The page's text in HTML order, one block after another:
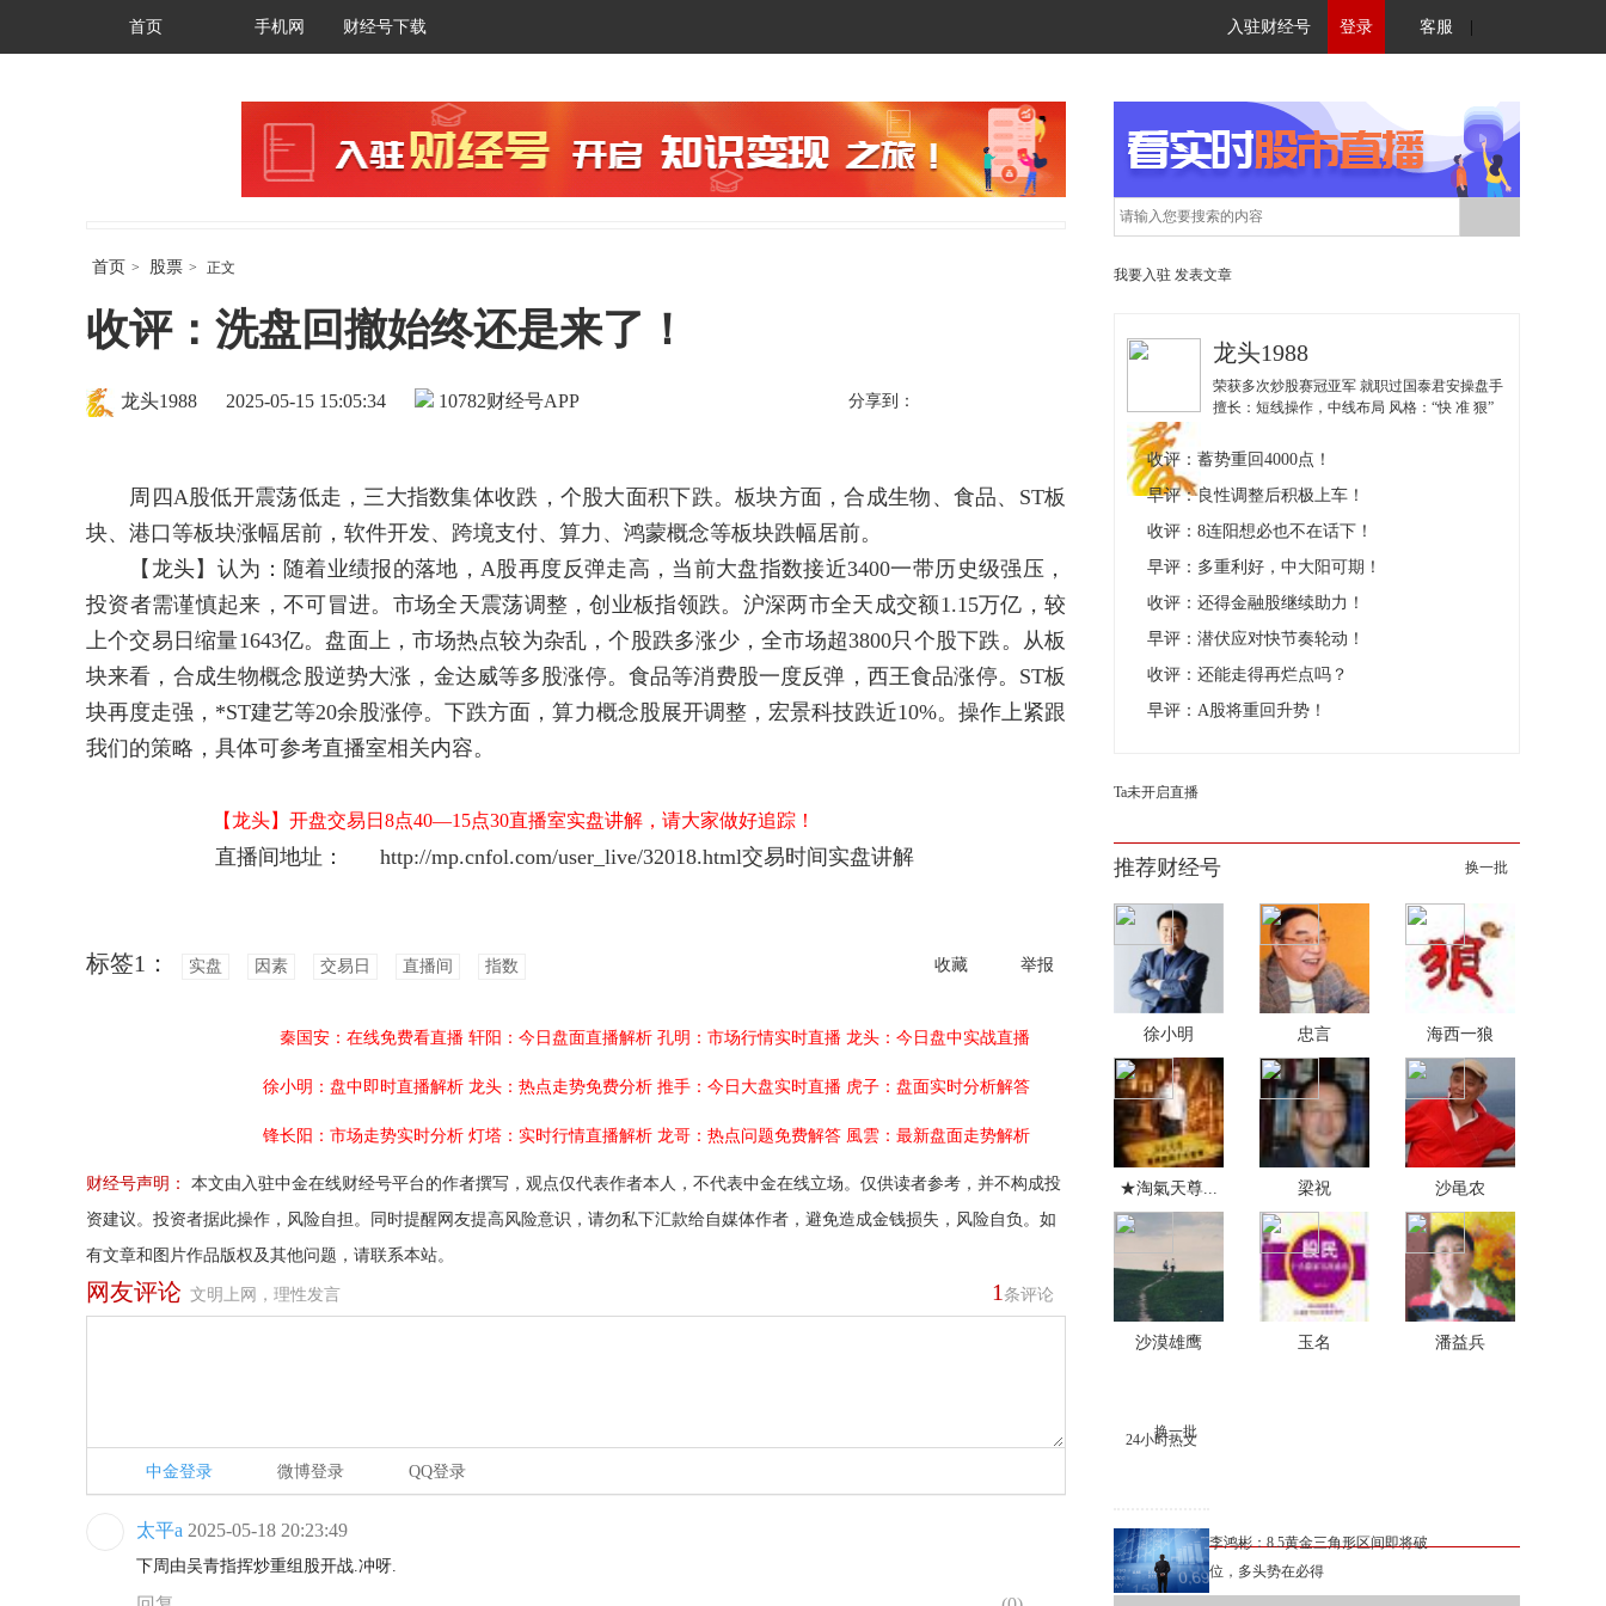
首页 手机网 财经号下载 入驻财经号 登录 客服
首页 > 股票 > 正文
收评：洗盘回撤始终还是来了！
财经号APP
龙头1988 2025-05-15 15:05:34 10782 分享到：
周四A股低开震荡低走，三大指数集体收跌，个股大面积下跌。板块方面，合成生物、食品、ST板
块、港口等板块涨幅居前，软件开发、跨境支付、算力、鸿蒙概念等板块跌幅居前。
【龙头】认为：随着业绩报的落地，A股再度反弹走高，当前大盘指数接近3400一带历史级强压，
投资者需谨慎起来，不可冒进。市场全天震荡调整，创业板指领跌。沪深两市全天成交额1.15万亿，较
上个交易日缩量1643亿。盘面上，市场热点较为杂乱，个股跌多涨少，全市场超3800只个股下跌。从板
块来看，合成生物概念股逆势大涨，金达威等多股涨停。食品等消费股一度反弹，西王食品涨停。ST板
块再度走强，*ST建艺等20余股涨停。下跌方面，算力概念股展开调整，宏景科技跌近10%。操作上紧跟
我们的策略，具体可参考直播室相关内容。
【龙头】开盘交易日8点40—15点30直播室实盘讲解，请大家做好追踪！
直播间地址： http://mp.cnfol.com/user_live/32018.html交易时间实盘讲解
收藏 举报
标签1： 实盘 因素 交易日 直播间 指数
秦国安：在线免费看直播 轩阳：今日盘面直播解析 孔明：市场行情实时直播 龙头：今日盘中实战直播
徐小明：盘中即时直播解析 龙头：热点走势免费分析 推手：今日大盘实时直播 虎子：盘面实时分析解答
锋长阳：市场走势实时分析 灯塔：实时行情直播解析 龙哥：热点问题免费解答 風雲：最新盘面走势解析
财经号声明：
本文由入驻中金在线财经号平台的作者撰写，观点仅代表作者本人，不代表中金在线立场。仅供读者参考，并不构成投
资建议。投资者据此操作，风险自担。同时提醒网友提高风险意识，请勿私下汇款给自媒体作者，避免造成金钱损失，风险自负。如
有文章和图片作品版权及其他问题，请联系本站。
1 条评论
网友评论 文明上网，理性发言
中金登录 微博登录 QQ登录
太平a 2025-05-18 20:23:49
​​下周由吴青指挥炒重组股开战.冲呀.
我要入驻 发表文章
龙头1988
荣获多次炒股赛冠亚军 就职过国泰君安操盘手
擅长：短线操作，中线布局 风格：“快 准 狠”
人以鱼也授人以渔
收评：蓄势重回4000点！
早评：良性调整后积极上车！
收评：8连阳想必也不在话下！
早评：多重利好，中大阳可期！
收评：还得金融股继续助力！
早评：潜伏应对快节奏轮动！
收评：还能走得再烂点吗？
早评：A股将重回升势！
Ta未开启直播
推荐财经号 换一批
徐小明 忠言 海西一狼
★淘氣天尊... 梁祝 沙黾农
沙漠雄鹰 玉名 潘益兵
24小时热文
换一批
李鸿彬：8.5黄金三角形区间即将破
位，多头势在必得